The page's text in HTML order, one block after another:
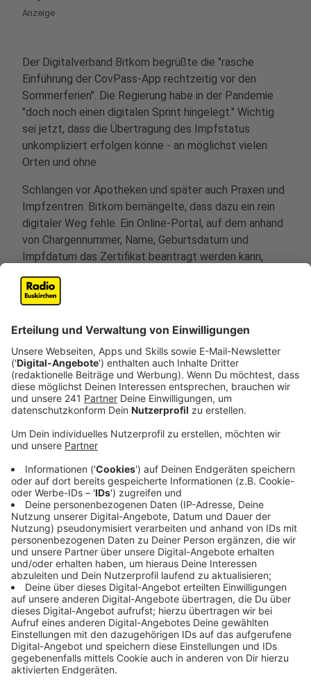
Anzeige
Der Digitalverband Bitkom begrüßte die "rasche
Einführung der CovPass-App rechtzeitig vor den
Sommerferien". Die Regierung habe in der Pandemie
"doch noch einen digitalen Sprint hingelegt." Wichtig
sei jetzt, dass die Übertragung des Impfstatus
unkompliziert erfolgen könne - an möglichst vielen
Orten und ohne
Schlangen vor Apotheken und später auch Praxen und
Impfzentren. Bitkom bemängelte, dass dazu ein rein
digitaler Weg fehle. Ein Online-Portal, auf dem anhand
von Chargennummer, Name, Geburtsdatum und
Impfdatum das Zertifikat beantragt werden kann,
wäre eine
deutliche Entlastung gewesen. Eine solche Variante
Anzeige
Was kostet der digitale Impfnachweis?
Anzeige
Nichts für den Nutzer. "Das ist vom Ministerium als
kostenfreie Leistung aufgesetzt", erklärt der
Deutsche Apothekerverband. Allerdings: Apotheken
erhalten für den Aufwand, Fälschungen und andere
Dokumente zu überprüfen eine Vergütung.
Anzeige
Geht das auch über die Corona-Warn-App?
Anzeige
Ja, geht es. Denn: Der digitale Impfnachweis kann